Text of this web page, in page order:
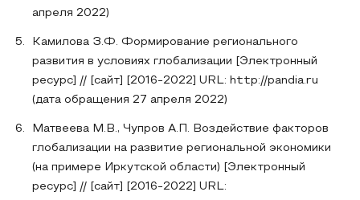
апреля 2022)
Камилова З.Ф. Формирование регионального
развития в условиях глобализации [Электронный
ресурс] // [сайт] [2016-2022] URL: http://pandia.ru
(дата обращения 27 апреля 2022)
Матвеева М.В., Чупров А.П. Воздействие факторов
глобализации на развитие региональной экономики
(на примере Иркутской области) [Электронный
ресурс] // [сайт] [2016-2022] URL: